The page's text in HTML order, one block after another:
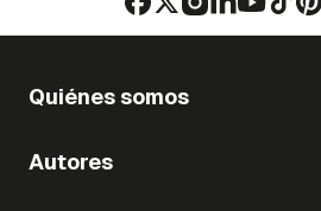
Quiénes somos
Autores